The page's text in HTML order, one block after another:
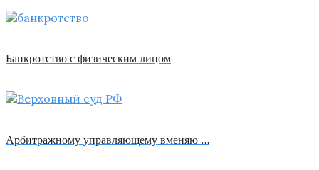
Банкротство с физическим лицом
Арбитражному управляющему вменяю …